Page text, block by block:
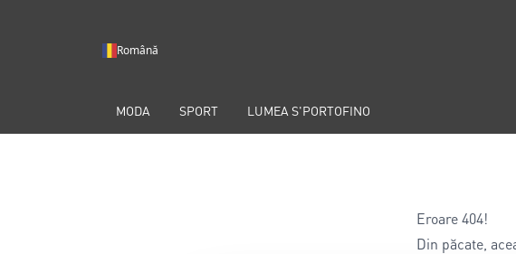
Română
MODA SPORT LUMEA S'PORTOFINO
Eroare 404!
Din păcate,